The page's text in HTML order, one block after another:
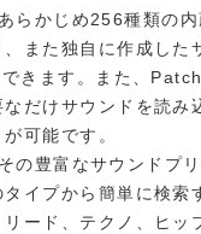
らかじめ256種類の内
また独自に作成した
きます。また、
だけサウンドを読み
可能です。
の豊富なサウンドプ
イプから簡単に検索
ード、テクノ、ヒッ